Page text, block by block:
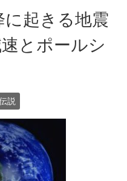
に起きる地震
とポールシ
説